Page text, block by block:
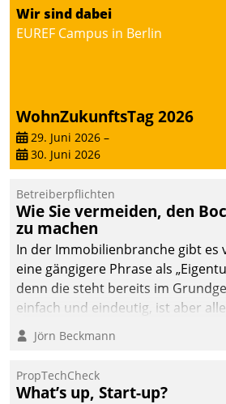
Datatrain ermöglicht
automatisiert ausgelöste,
intelligente,
datengestützte
Entscheidungen.
Wir sind dabei
EUREF Campus in Berlin
WohnZukunftsTag 2026
29. Juni 2026 –
30. Juni 2026
Betreiberpflichten
Wie Sie vermeiden, den
zu machen
In der Immobilienbranche gibt es
eine gängigere Phrase als
denn die steht bereits im
einfach und eindeutig, ist aber
Branchenbeschäftigte wissen.
Verantwortung folgen
Jörn Beckmann
PropTechCheck
What’s up, Start-up?